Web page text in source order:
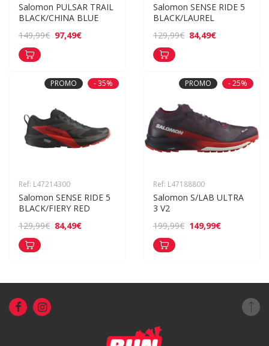
Salomon PULSAR TRAIL
BLACK/CHINA BLUE
149,99€ 97,49€
Salomon SENSE RIDE 5
BLACK/LAUREL
129,99€ 84,49€
PROMO - 35%
Ref: L47214300
Salomon SENSE RIDE 5
BLACK/FIERY RED
129,99€ 84,49€
PROMO - 25%
Ref: L47188800
Salomon S/LAB ULTRA
3 V2
199,99€ 149,99€